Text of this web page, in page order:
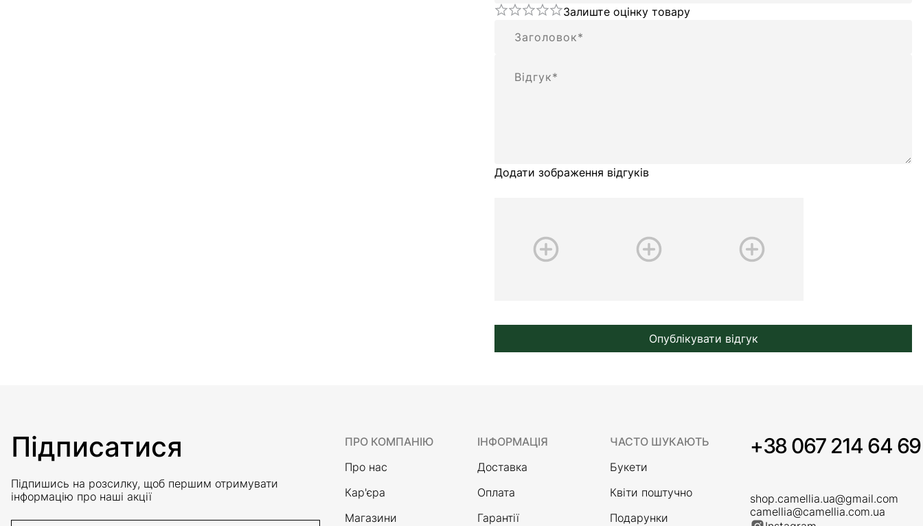
Залиште оцінку товару
Додати зображення відгуків
Опублікувати відгук
Підписатися
Підпишись на розсилку, щоб першим отримувати
інформацію про наші акції
ПРО КОМПАНІЮ
Про нас
Кар'єра
Магазини
ІНФОРМАЦІЯ
Доставка
Оплата
Гарантії
ЧАСТО ШУКАЮТЬ
Букети
Квіти поштучно
Подарунки
+38 067 214 64 69
shop.camellia.ua@gmail.com
camellia@camellia.com.ua